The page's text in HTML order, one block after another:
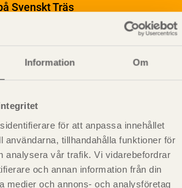
Information Om
för att anpassa innehållet
användarna, tillhandahålla funktioner för
analysera vår trafik. Vi vidarebefordrar
och annan information från din
medier och annons- och analysföretag
Svenskt Träs